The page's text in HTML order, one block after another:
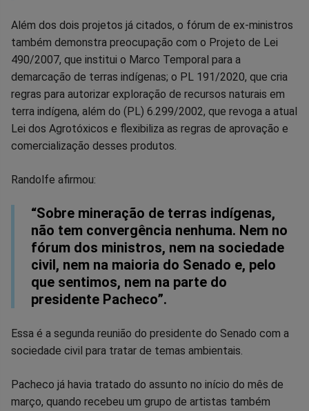
Além dos dois projetos já citados, o fórum de ex-ministros
também demonstra preocupação com o Projeto de Lei
490/2007, que institui o Marco Temporal para a
demarcação de terras indígenas; o PL 191/2020, que cria
regras para autorizar exploração de recursos naturais em
terra indígena, além do (PL) 6.299/2002, que revoga a atual
Lei dos Agrotóxicos e flexibiliza as regras de aprovação e
comercialização desses produtos.
Randolfe afirmou:
“Sobre mineração de terras indígenas,
não tem convergência nenhuma. Nem no
fórum dos ministros, nem na sociedade
civil, nem na maioria do Senado e, pelo
que sentimos, nem na parte do
presidente Pacheco”.
Essa é a segunda reunião do presidente do Senado com a
sociedade civil para tratar de temas ambientais.
Pacheco já havia tratado do assunto no início do mês de
março, quando recebeu um grupo de artistas também